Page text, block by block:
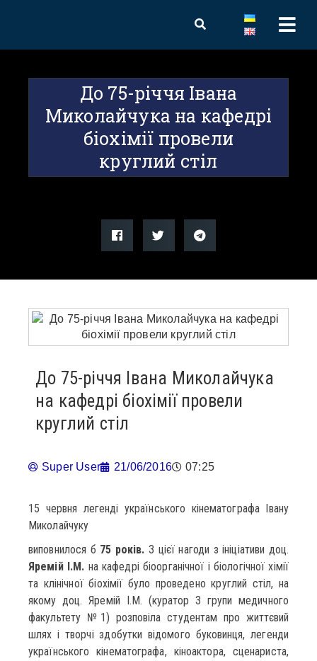
До 75-річчя Івана
Миколайчука на кафедрі
біохімії провели
круглий стіл
До 75-річчя Івана Миколайчука
на кафедрі біохімії провели
круглий стіл
Super User 21/06/2016 07:25
15 червня легенді українського кінематографа Івану
Миколайчуку
виповнилося б 75 років. З цієї нагоди з ініціативи доц.
Яремій І.М. на кафедрі біоорганічної і біологічної хімії
та клінічної біохімії було проведено круглий стіл, на
якому доц. Яремій І.М. (куратор 3 групи медичного
факультету №1) розповіла студентам про життєвий
шлях і творчі здобутки відомого буковинця, легенди
українського кінематографа, кіноактора, сценариста,